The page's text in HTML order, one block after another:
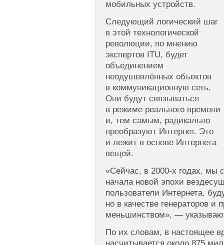
мобильных устройств.
Следующий логический шаг
в этой технологической
революции, по мнению
экспертов ITU, будет
объединением
неодушевлённых объектов
в коммуникационную сеть.
Они будут связываться
в режиме реального времени
и, тем самым, радикально
преобразуют Интернет. Это
и лежит в основе Интернета
вещей.
«Сейчас, в 2000-х годах, мы
начала новой эпохи
пользователи Интернета,
но в качестве генераторов и
меньшинством», —
По их словам, в настоящее
насчитывается около 875